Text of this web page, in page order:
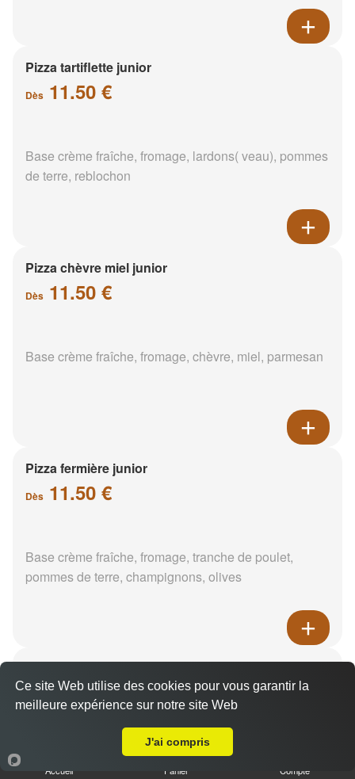
Pizza tartiflette junior
Dès 11.50 €
Base crème fraîche, fromage, lardons( veau), pommes
de terre, reblochon
Pizza chèvre miel junior
Dès 11.50 €
Base crème fraîche, fromage, chèvre, miel, parmesan
Pizza fermière junior
Dès 11.50 €
Base crème fraîche, fromage, tranche de poulet,
pommes de terre, champignons, olives
Dès 11.50 €
Base crème fraîche, saumon, épinards, pommes de
Accueil Panier Compte
Ce site Web utilise des cookies pour vous garantir la
meilleure expérience sur notre site Web
J'ai compris